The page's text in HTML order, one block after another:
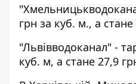
грн за куб. м., а
"Львівводоканал" -
куб. м, а стане 27,9